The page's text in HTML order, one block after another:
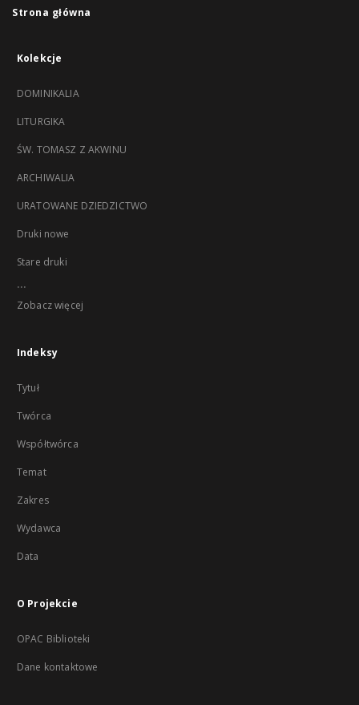
Strona główna
Kolekcje
DOMINIKALIA
LITURGIKA
ŚW. TOMASZ Z AKWINU
ARCHIWALIA
URATOWANE DZIEDZICTWO
Druki nowe
Stare druki
...
Zobacz więcej
Indeksy
Tytuł
Twórca
Współtwórca
Temat
Zakres
Wydawca
Data
O Projekcie
OPAC Biblioteki
Dane kontaktowe